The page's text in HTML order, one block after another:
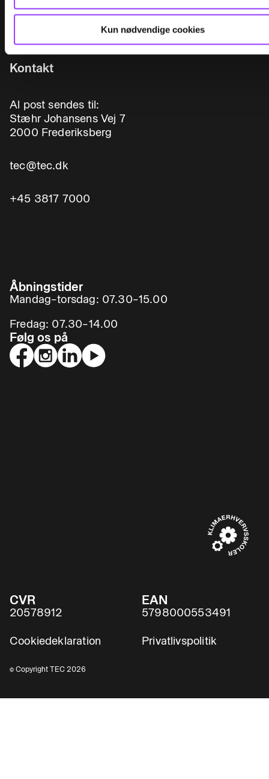
Kun nødvendige cookies
Kontakt
Al post sendes til:
Stæhr Johansens Vej 7
2000 Frederiksberg
tec@tec.dk
+45 3817 7000
Åbningstider
Mandag–torsdag: 07.30–15.00
Fredag: 07.30–14.00
Følg os på
CVR
20578912
EAN
5798000553491
Cookiedeklaration Privatlivspolitik
© Copyright TEC 2026